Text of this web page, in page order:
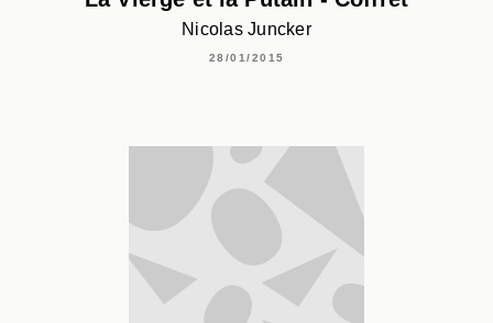
Nicolas Juncker
28/01/2015